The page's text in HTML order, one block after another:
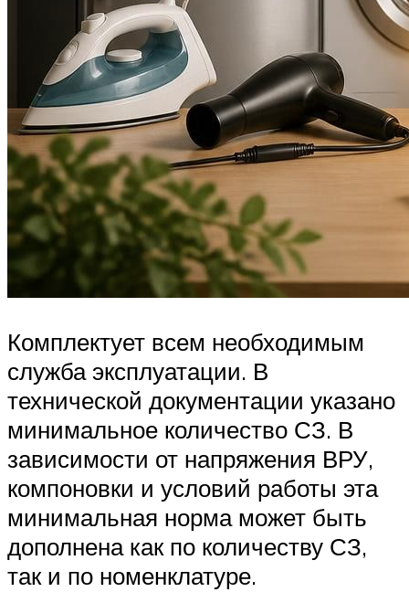
Комплектует всем необходимым
служба эксплуатации. В
технической документации указано
минимальное количество СЗ. В
зависимости от напряжения ВРУ,
компоновки и условий работы эта
минимальная норма может быть
дополнена как по количеству СЗ,
так и по номенклатуре.